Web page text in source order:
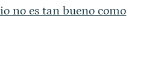
no es tan bueno como